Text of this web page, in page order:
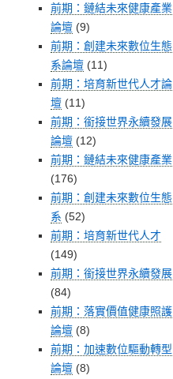
前期：鏈結未來健康產業
論壇 (9)
前期：創建未來數位生態
系論壇 (11)
前期：培育新世代人才論
壇 (11)
前期：銜接世界永續發展
論壇 (12)
前期：鏈結未來健康產業
(176)
前期：創建未來數位生態
系 (52)
前期：培育新世代人才
(149)
前期：銜接世界永續發展
(84)
前期：落實價值健康照護
論壇 (8)
前期：加速數位驅動轉型
論壇 (8)